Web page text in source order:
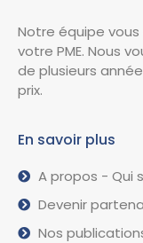
Notre équipe
votre PME. Nous
de plusieurs
prix.
En savoir plus
A propos - Qui
Devenir
Nos